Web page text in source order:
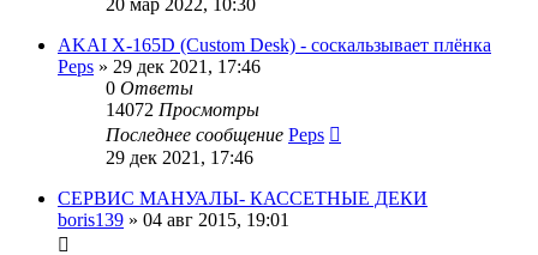
AKAI X-165D (Custom Desk) - соскальзывает плёнка
Peps » 29 дек 2021, 17:46
0 Ответы
14072 Просмотры
Последнее сообщение Peps
29 дек 2021, 17:46
СЕРВИС МАНУАЛЫ- КАССЕТНЫЕ ДЕКИ
boris139 » 04 авг 2015, 19:01